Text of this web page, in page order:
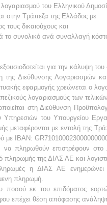
λογαριασμού του Ελληνικού
στην Τράπεζα της Ελλάδος με
τους δικαιούχους και
συνολικό ανά συναλλαγή
για την κάλυψη
Διεύθυνσης Λογαριασμών
εφαρμογής χρεώνεται ο
λογαριασμούς των
στη Διεύθυνση
Υπηρεσιών του Υπουργείου
μεταφέρονται με εντολή της
με IBAN:
πληρωθούν επιστρέφουν στο
πληρωμής της ΔΙΑΣ ΑΕ και
η ΔΙΑΣ ΑΕ
πληρωμή.
ποσού εκ του επιδόματος
επέχει θέση απόφασης